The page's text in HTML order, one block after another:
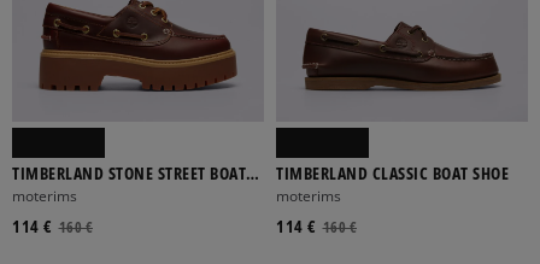
TIMBERLAND STONE STREET BOAT
SHOE
moterims
160 €
114 €
TIMBERLAND CLASSIC BOAT SHOE
moterims
160 €
114 €